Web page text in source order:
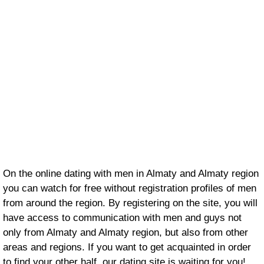
On the online dating with men in Almaty and Almaty region
you can watch for free without registration profiles of men
from around the region. By registering on the site, you will
have access to communication with men and guys not
only from Almaty and Almaty region, but also from other
areas and regions. If you want to get acquainted in order